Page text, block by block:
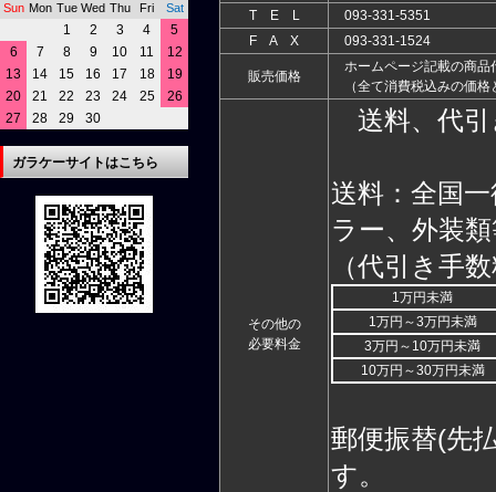
T E L
093-331-5351
F A X
093-331-1524
販売価格
ホームページ記載の商品
（全て消費税込みの価格
その他の
必要料金
送料、代引
送料：全国
ラー、外装
（代引き手
1万円未満
1万円～3万円未満
3万円～10万円未満
10万円～30万円未満
郵便振替(先
す。
Sun Mon Tue Wed Thu Fri Sat
1 2 3 4
5
6
7 8 9 10 11
12
13
14 15 16 17 18
19
20
21 22 23 24 25
26
27
28 29 30
ガラケーサイトはこちら